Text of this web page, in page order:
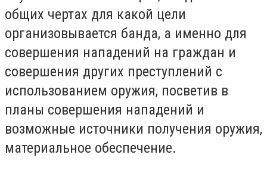
общих чертах для какой цели
организовывается банда, а именно для
совершения нападений на граждан и
совершения других преступлений с
использованием оружия, посветив в
планы совершения нападений и
возможные источники получения оружия,
материальное обеспечение.